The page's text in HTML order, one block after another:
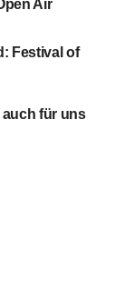
und
der Club-
seine
Air
Festival of
auch für uns